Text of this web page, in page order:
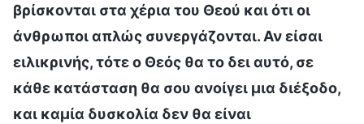
βρίσκονται στα χέρια του Θεού και ότι οι
άνθρωποι απλώς συνεργάζονται. Αν είσαι
ειλικρινής, τότε ο Θεός θα το δει αυτό, σε
κάθε κατάσταση θα σου ανοίγει μια διέξοδο,
και καμία δυσκολία δεν θα είναι